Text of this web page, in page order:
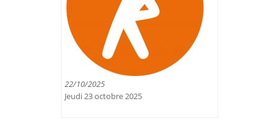
22/10/2025
Jeudi 23 octobre 2025